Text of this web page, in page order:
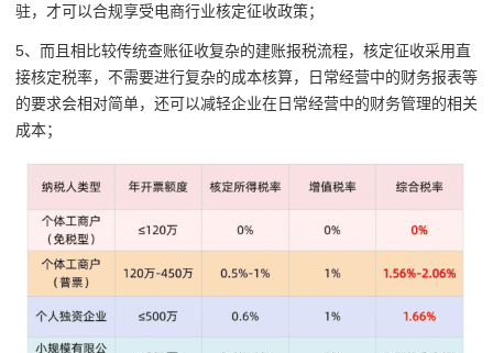
驻，才可以合规享受电商行业核定征收政策；
5、而且相比较传统查账征收复杂的建账报税流程，核定征收采用直
接核定税率，不需要进行复杂的成本核算，日常经营中的财务报表等
的要求会相对简单，还可以减轻企业在日常经营中的财务管理的相关
成本；